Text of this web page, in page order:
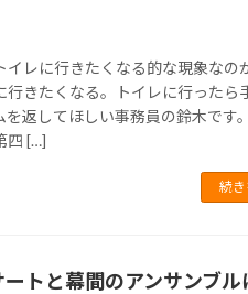
イレに行きたくなる的な現象なの
行きたくなる。トイレに行ったら
返してほしい事務員の鈴木です
四 […]
続
トと幕間のアンサンブル